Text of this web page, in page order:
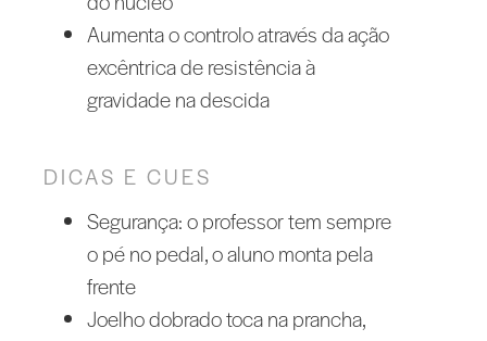
Aumenta o controlo através da ação
excêntrica de resistência à
gravidade na descida
DICAS E CUES
Segurança: o professor tem sempre
o pé no pedal, o aluno monta pela
frente
Joelho dobrado toca na prancha,